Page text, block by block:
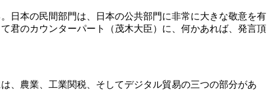
日本の民間部門は、日本の公共部門に非常に大きな敬意を有
君のカウンターパート（茂木大臣）に、何かあれば、発言頂
、農業、工業関税、そしてデジタル貿易の三つの部分があ